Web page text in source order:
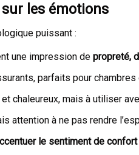
les émotions
puissant :
une impression de propreté,
parfaits pour chambres
chaleureux, mais à utiliser
attention à ne pas rendre
le sentiment de